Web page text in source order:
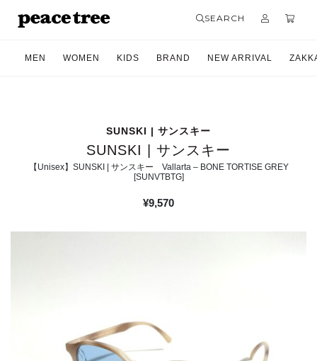
SEARCH
MEN WOMEN KIDS BRAND NEW ARRIVAL
SUNSKI | サンスキー
SUNSKI | サンスキー
【Unisex】SUNSKI | サンスキー Vallarta – BONE TORTISE GREY
[SUNVTBTG]
¥9,570